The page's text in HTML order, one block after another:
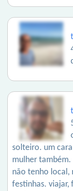
solteiro. um
mulher
não tenho local,
festinhas. viajar,